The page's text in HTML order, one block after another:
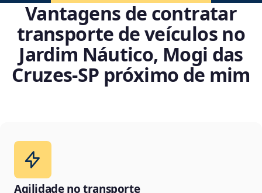
Vantagens de contratar
transporte de veículos no
Jardim Náutico, Mogi das
Cruzes‑SP próximo de mim
Agilidade no transporte